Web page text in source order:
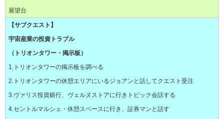
展望台
【サブクエスト】
宇宙産業の投資トラブル
（トリオンタワー・掲示板）
1.トリオンタワーの掲示板を調べる
2.トリオンタワーの休憩エリアにいるジョアンと話してクエスト受注
3.ヴァリス投資銀行、ヴェルヌストアに行きトピック会話する
4.セントルマルシェ・休憩スペースに行き、証券マンと話す